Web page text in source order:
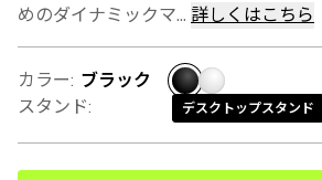
めのダイナミックマ... 詳しくはこちら
カラー: ブラック
スタンド: デスクトップスタンド